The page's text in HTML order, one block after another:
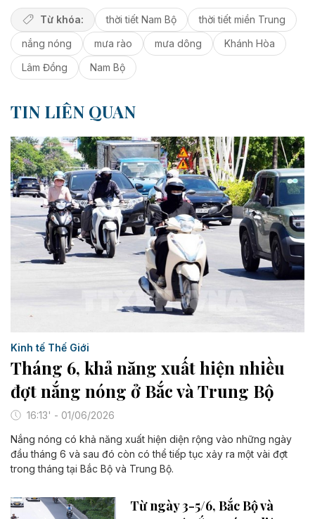
Từ khóa: thời tiết Nam Bộ
thời tiết miền Trung
nắng nóng
mưa rào mưa dông
Khánh Hòa
Lâm Đồng
Nam Bộ
TIN LIÊN QUAN
Kinh tế Thế Giới
Tháng 6, khả năng xuất hiện nhiều
đợt nắng nóng ở Bắc và Trung Bộ
16:13' - 01/06/2026
Nắng nóng có khả năng xuất hiện diện rộng vào những ngày
đầu tháng 6 và sau đó còn có thể tiếp tục xảy ra một vài đợt
trong tháng tại Bắc Bộ và Trung Bộ.
Từ ngày 3-5/6, Bắc Bộ và